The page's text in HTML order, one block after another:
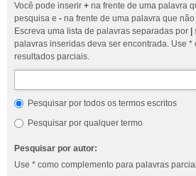
Você pode inserir + na frente de uma palavra
pesquisa e - na frente de uma palavra que
Escreva uma lista de palavras separadas por
palavras inseridas deva ser encontrada. Use *
resultados parciais.
Pesquisar por todos os termos escritos
Pesquisar por qualquer termo
Pesquisar por autor:
Use * como complemento para palavras